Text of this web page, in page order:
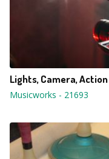
Lights, Camera,
Musicworks - 21693